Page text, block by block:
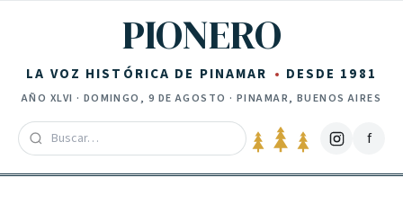
PIONERO
LA VOZ HISTÓRICA DE PINAMAR DESDE 1981
AÑO XLVI · DOMINGO, 9 DE AGOSTO · PINAMAR, BUENOS AIRES
f